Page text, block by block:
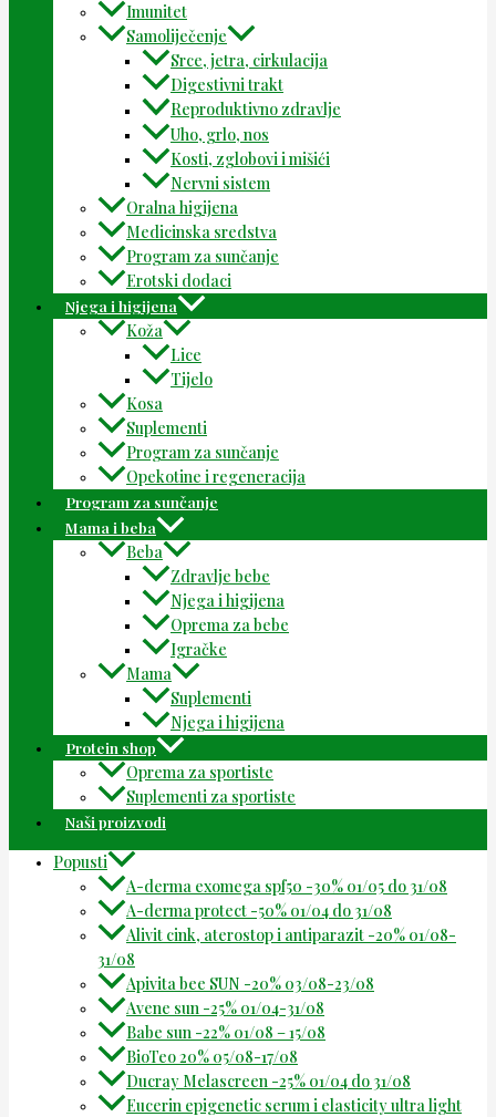
Imunitet
Samoliječenje
Srce, jetra, cirkulacija
Digestivni trakt
Reproduktivno zdravlje
Uho, grlo, nos
Kosti, zglobovi i mišići
Nervni sistem
Oralna higijena
Medicinska sredstva
Program za sunčanje
Erotski dodaci
Njega i higijena
Koža
Lice
Tijelo
Kosa
Suplementi
Program za sunčanje
Opekotine i regeneracija
Program za sunčanje
Mama i beba
Beba
Zdravlje bebe
Njega i higijena
Oprema za bebe
Igračke
Mama
Suplementi
Njega i higijena
Protein shop
Oprema za sportiste
Suplementi za sportiste
Naši proizvodi
Popusti
A-derma exomega spf50 -30% 01/05 do 31/08
A-derma protect -50% 01/04 do 31/08
Alivit cink, aterostop i antiparazit -20% 01/08-
31/08
Apivita bee SUN -20% 03/08-23/08
Avene sun -25% 01/04-31/08
Babe sun -22% 01/08 – 15/08
BioTeo 20% 05/08-17/08
Ducray Melascreen -25% 01/04 do 31/08
Eucerin epigenetic serum i elasticity ultra light